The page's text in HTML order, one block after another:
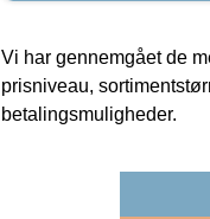
Vi har gennemgået de
prisniveau,
betalingsmuligheder.